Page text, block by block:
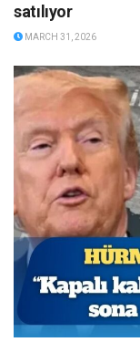
satılıyor
MARCH 31, 2026